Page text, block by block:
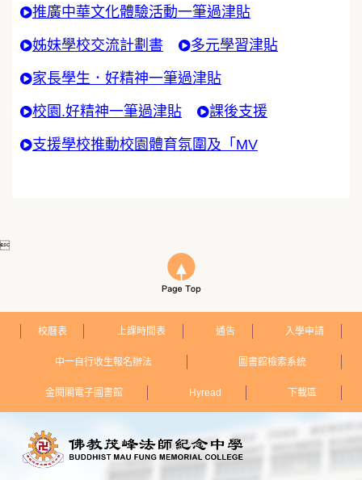
推廣中華文化體驗活動一筆過津貼
姊妹學校交流計劃書 多元學習津貼
家長學生．好精神一筆過津貼
校園.好精神一筆過津貼 課後支援
支援學校推動校園體育氛圍及「MV

校曆表 上課時間表 通告 入學申請
中一自行收生報名辦法 圖書館檢索系統
金閱閣電子圖書館 Hyread 下載區